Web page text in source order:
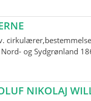
og Sydgrønland
NIKOLAJ